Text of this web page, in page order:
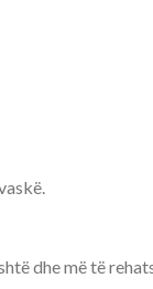
dhe më të